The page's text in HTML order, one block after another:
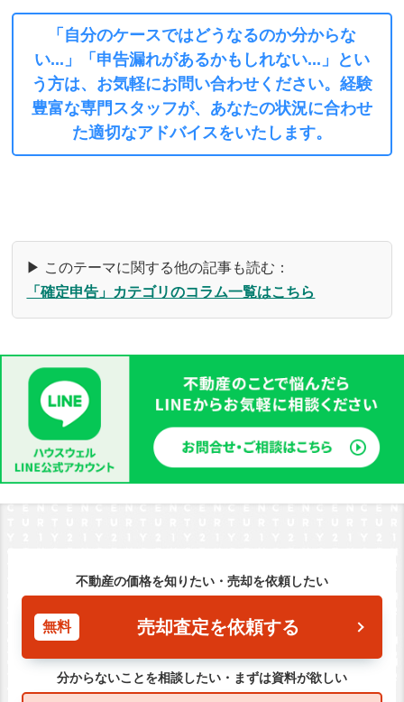
「自分のケースではどうなるのか分からな
い...」「申告漏れがあるかもしれない...」とい
う方は、お気軽にお問い合わせください。経験
豊富な専門スタッフが、あなたの状況に合わせ
た適切なアドバイスをいたします。
▶ このテーマに関する他の記事も読む：
「確定申告」カテゴリのコラム一覧はこちら
不動産の価格を知りたい・売却を依頼したい
無料 売却査定を依頼する
分からないことを相談したい・まずは資料が欲しい